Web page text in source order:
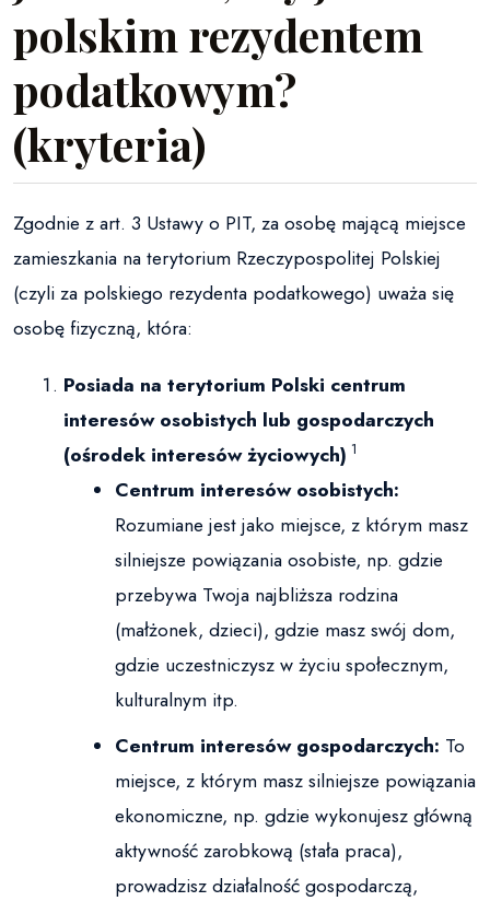
polskim rezydentem
podatkowym?
(kryteria)
Zgodnie z art. 3 Ustawy o PIT, za osobę mającą miejsce
zamieszkania na terytorium Rzeczypospolitej Polskiej
(czyli za polskiego rezydenta podatkowego) uważa się
osobę fizyczną, która:
Posiada na terytorium Polski centrum
interesów osobistych lub gospodarczych
(ośrodek interesów życiowych) 1
Centrum interesów osobistych:
Rozumiane jest jako miejsce, z którym masz
silniejsze powiązania osobiste, np. gdzie
przebywa Twoja najbliższa rodzina
(małżonek, dzieci), gdzie masz swój dom,
gdzie uczestniczysz w życiu społecznym,
kulturalnym itp.
Centrum interesów gospodarczych: To
miejsce, z którym masz silniejsze powiązania
ekonomiczne, np. gdzie wykonujesz główną
aktywność zarobkową (stała praca),
prowadzisz działalność gospodarczą,